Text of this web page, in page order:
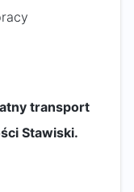
transport
Stawiski.